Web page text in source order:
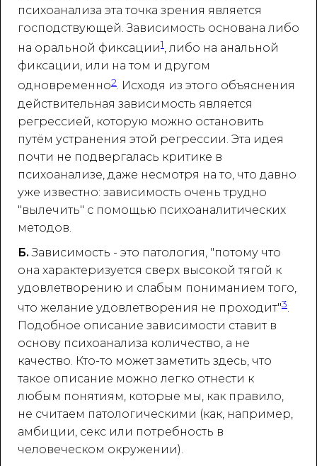
психоанализа эта точка зрения является
господствующей. Зависимость основана либо
на оральной фиксации1, либо на анальной
фиксации, или на том и другом
одновременно2. Исходя из этого объяснения
действительная зависимость является
регрессией, которую можно остановить
путём устранения этой регрессии. Эта идея
почти не подвергалась критике в
психоанализе, даже несмотря на то, что давно
уже известно: зависимость очень трудно
"вылечить" с помощью психоаналитических
методов.
Б. Зависимость - это патология, "потому что
она характеризуется сверх высокой тягой к
удовлетворению и слабым пониманием того,
что желание удовлетворения не проходит"3.
Подобное описание зависимости ставит в
основу психоанализа количество, а не
качество. Кто-то может заметить здесь, что
такое описание можно легко отнести к
любым понятиям, которые мы, как правило,
не считаем патологическими (как, например,
амбиции, секс или потребность в
человеческом окружении).